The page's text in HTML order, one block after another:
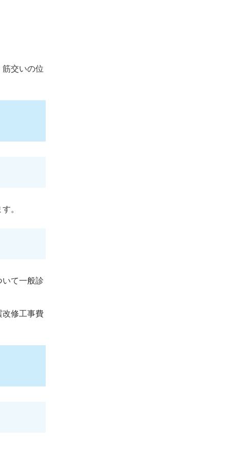
交いの位
。
て一般診
改修工事費